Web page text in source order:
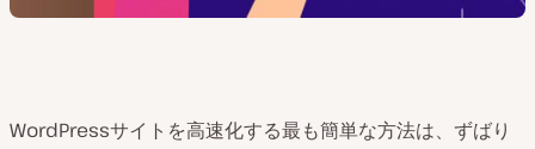
WordPressサイトを高速化する最も簡単な方法は、ずばり